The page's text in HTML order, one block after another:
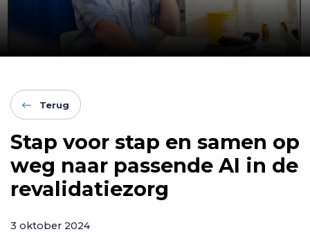
Terug
Stap voor stap en samen op
weg naar passende AI in de
revalidatiezorg
3 oktober 2024